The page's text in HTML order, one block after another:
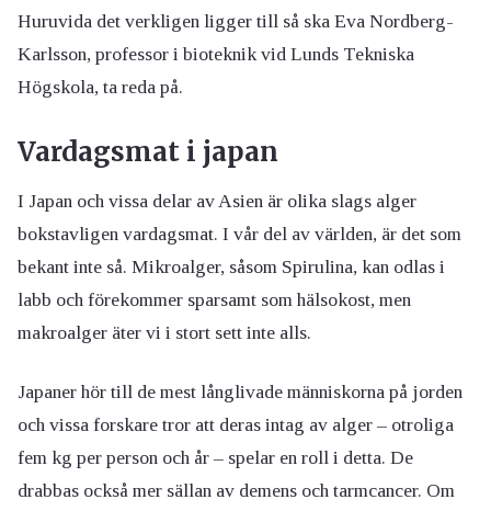
Huruvida det verkligen ligger till så ska Eva Nordberg-
Karlsson, professor i bioteknik vid Lunds Tekniska
Högskola, ta reda på.
Vardagsmat i japan
I Japan och vissa delar av Asien är olika slags alger
bokstavligen vardagsmat. I vår del av världen, är det som
bekant inte så. Mikroalger, såsom Spirulina, kan odlas i
labb och förekommer sparsamt som hälsokost, men
makroalger äter vi i stort sett inte alls.
Japaner hör till de mest långlivade människorna på jorden
och vissa forskare tror att deras intag av alger – otroliga
fem kg per person och år – spelar en roll i detta. De
drabbas också mer sällan av demens och tarmcancer. Om